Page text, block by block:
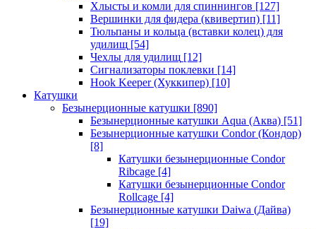
Хлысты и комли для спиннингов [127]
Вершинки для фидера (квивертип) [11]
Тюльпаны и кольца (вставки колец) для
удилищ [54]
Чехлы для удилищ [12]
Сигнализаторы поклевки [14]
Hook Keeper (Хуккипер) [10]
Катушки
Безынерционные катушки [890]
Безынерционные катушки Aqua (Аква) [51]
Безынерционные катушки Condor (Кондор)
[8]
Катушки безынерционные Condor
Ribcage [4]
Катушки безынерционные Condor
Rollcage [4]
Безынерционные катушки Daiwa (Дайва)
[19]